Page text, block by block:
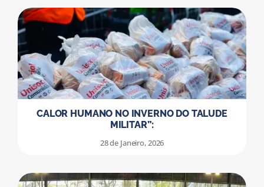
CALOR HUMANO NO INVERNO DO TALUDE
MILITAR”:
28 de Janeiro, 2026